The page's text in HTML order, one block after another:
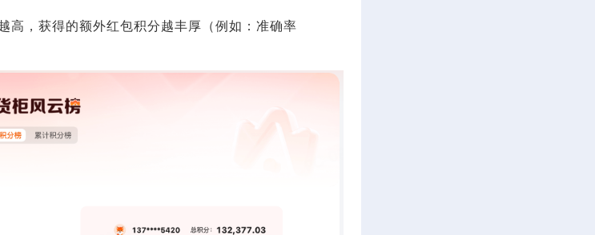
高，获得的额外红包积分越丰厚（例如：准确率